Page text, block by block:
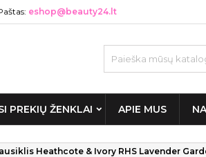
eshop@beauty24.lt
PREKIŲ ŽENKLAI APIE MUS
Heathcote & Ivory RHS Lavender